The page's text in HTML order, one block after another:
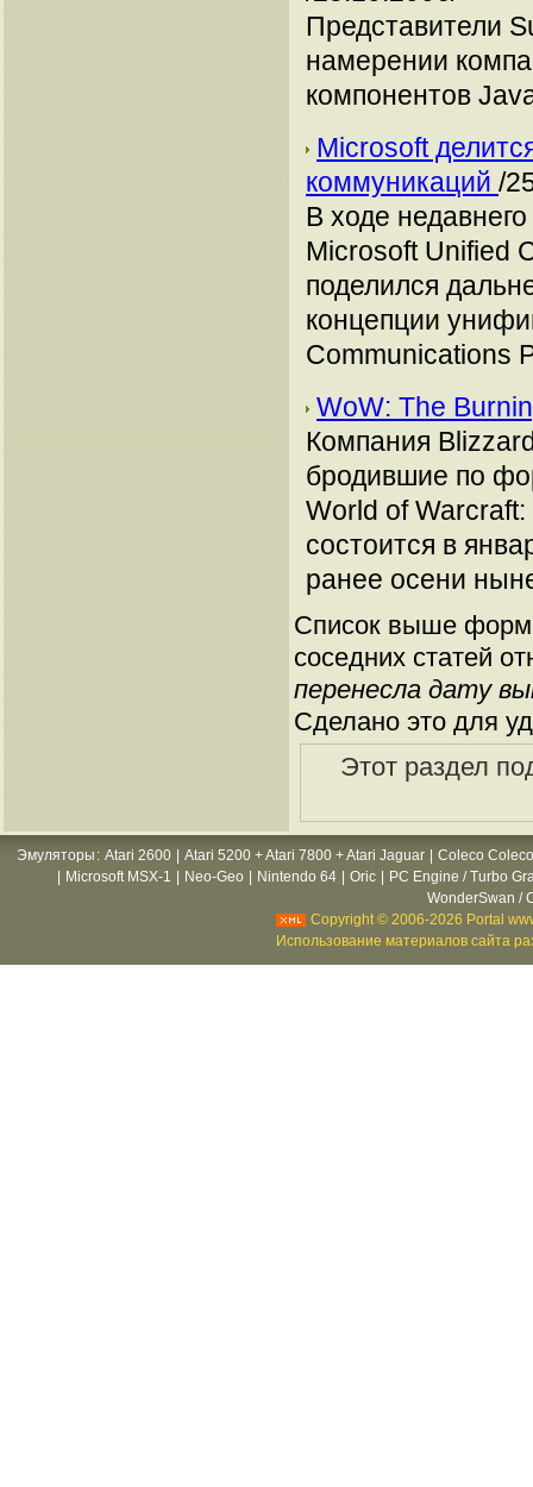
Представители
намерении
компонентов
Microsoft
коммуникаций /
В ходе
Microsoft Unified
поделился
концепции
Communications
WoW: The
Компания
бродившие по
World of
состоится в
ранее осени
Список выше
соседних статей
перенесла дату
Сделано это для
Этот раздел
Эмуляторы : Atari 2600 Atari 5200 + Atari 7800 + Atari Jaguar
Coleco
Microsoft MSX-1 Neo-Geo Nintendo 64 Oric
PC Engine / Turbo
WonderSwan /
Copyright © 2006-2026 Portal
Использование материалов сайта